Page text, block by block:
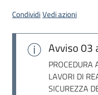
CondividiVedi azioni
Avviso03
PROCEDURA
LAVORI DI
SICUREZZA